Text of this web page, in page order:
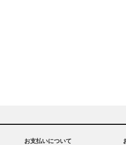
お支払いについて